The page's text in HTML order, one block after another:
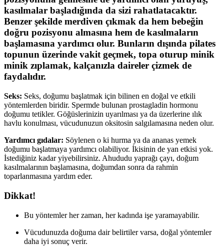
kasılmalar başladığında da sizi rahatlatacaktır.
Benzer şekilde merdiven çıkmak da hem bebeğin
doğru pozisyonu almasına hem de kasılmaların
başlamasına yardımcı olur. Bunların dışında pilates
topunun üzerinde vakit geçmek, topa oturup minik
minik zıplamak, kalçanızla daireler çizmek de
faydalıdır.
Seks: Seks, doğumu başlatmak için bilinen en doğal ve etkili
yöntemlerden biridir. Spermde bulunan prostagladin hormonu
doğumu tetikler. Göğüslerinizin uyarılması ya da üzerlerine ılık
havlu konulması, vücudunuzun oksitosin salgılamasına neden olur.
Yardımcı gıdalar: Söylenen o ki hurma ya da ananas yemek
doğumu başlatmaya yardımcı olabiliyor. İkisinin de yan etkisi yok.
İstediğiniz kadar yiyebilirsiniz. Ahududu yaprağı çayı, doğum
kasılmalarının başlamasına, doğumdan sonra da rahmin
toparlanmasına yardım eder.
Dikkat!
Bu yöntemler her zaman, her kadında işe yaramayabilir.
Vücudunuzda doğuma dair belirtiler varsa, doğal yöntemler
daha iyi sonuç verir.